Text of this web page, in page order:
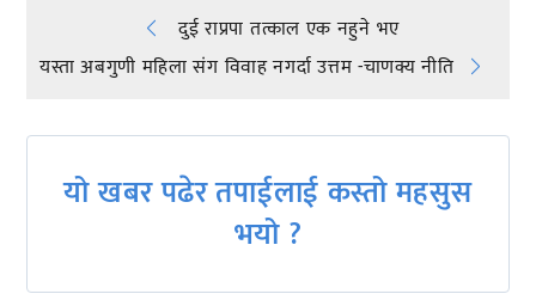
Post
navigation
दुई राप्रपा तत्काल एक नहुने भए
यस्ता अबगुणी महिला संग विवाह नगर्दा उत्तम -चाणक्य नीति
यो खबर पढेर तपाईलाई कस्तो महसुस
भयो ?